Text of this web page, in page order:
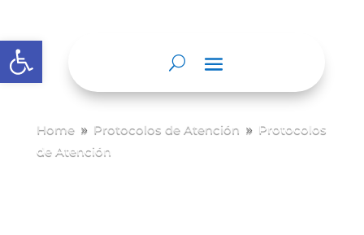
Abrir barra de herramientas
Home 9 Protocolos de Atención 9 Protocolos
de Atención